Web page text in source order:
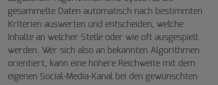
gesammelte Daten automatisch nach bestimmten
Kriterien auswerten und entscheiden, welche
Inhalte an welcher Stelle oder wie oft ausgespielt
werden. Wer sich also an bekannten Algorithmen
orientiert, kann eine höhere Reichweite mit dem
eigenen Social-Media-Kanal bei den gewünschten